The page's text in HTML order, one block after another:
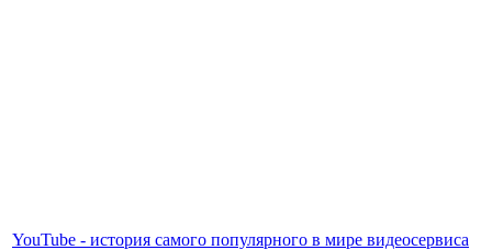
YouTube - история самого популярного в мире видеосервиса